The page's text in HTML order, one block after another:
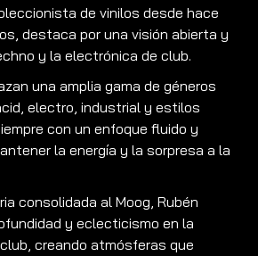
de vinilos desde hace
destaca por una visión abierta y
y la electrónica de club.
una amplia gama de géneros
electro, industrial y estilos
con un enfoque fluido y
la energía y la sorpresa a la
consolidada al Moog, Rubén
y eclecticismo en la
creando atmósferas que